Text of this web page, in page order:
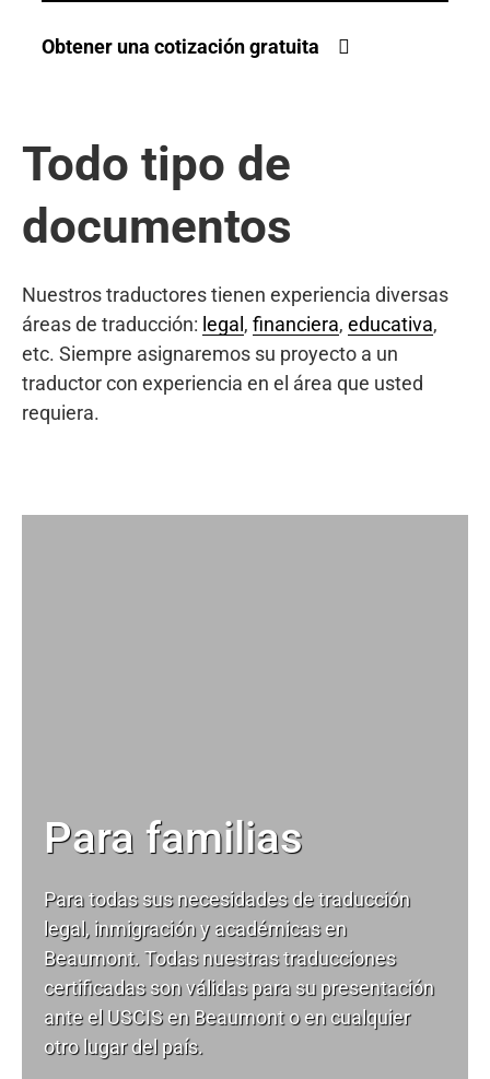
Obtener una cotización gratuita
Todo tipo de
documentos
Nuestros traductores tienen experiencia diversas
áreas de traducción: legal , financiera, educativa,
etc. Siempre asignaremos su proyecto a un
traductor con experiencia en el área que usted
requiera.
Para familias
Para todas sus necesidades detraducción
legal, inmigración y académicas en
Beaumont. Todas nuestras traducciones
certificadas son válidas para su presentación
ante el USCIS en Beaumont o en cualquier
otro lugar del país.